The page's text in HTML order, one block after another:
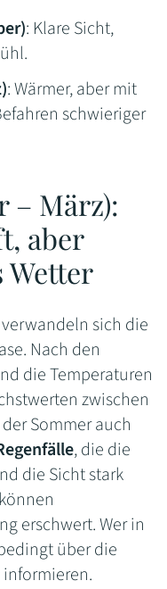
: Klare Sicht,
: Wärmer, aber mit
schwieriger
– März):
aber
Wetter
sich die
Nach den
die Temperaturen
zwischen
Sommer auch
, die die
die Sicht stark
erschwert. Wer in
über die